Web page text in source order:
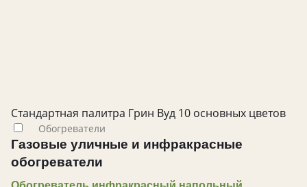
Стандартная палитра Грин Вуд 10 основных цветов
Обогреватели
Газовые уличные и инфракрасные
обогреватели